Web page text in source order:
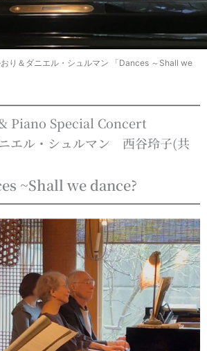
り＆ダニエル・シュルマン 「Dances ～Shall we
Piano Special Concert
エル・シュルマン 西谷玲子(共
~Shall we dance?